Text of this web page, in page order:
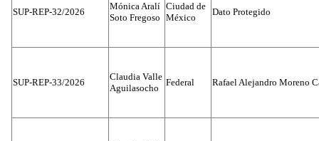
SUP-REP-32/2026
Mónica Aralí
Soto Fregoso
Ciudad de
México
Dato Protegido
SUP-REP-33/2026
Claudia Valle
Aguilasocho
Federal Rafael Alejandro Moreno